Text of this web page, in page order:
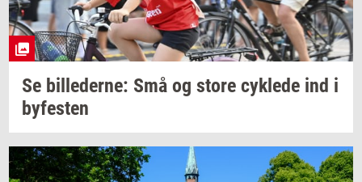
Se bil­le­der­ne: Små og store cyk­le­de ind i
by­fe­sten